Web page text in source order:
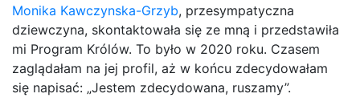
Monika Kawczynska-Grzyb, przesympatyczna
dziewczyna, skontaktowała się ze mną i przedstawiła
mi Program Królów. To było w 2020 roku. Czasem
zaglądałam na jej profil, aż w końcu zdecydowałam
się napisać: „Jestem zdecydowana, ruszamy”.